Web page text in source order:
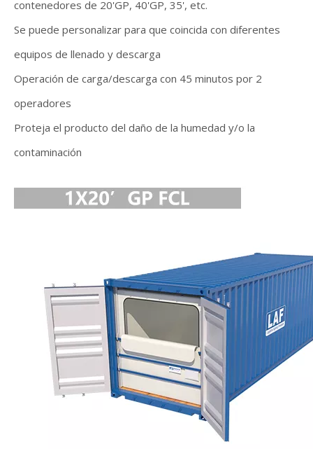
contenedores de 20'GP, 40'GP, 35', etc.
Se puede personalizar para que coincida con diferentes
equipos de llenado y descarga
Operación de carga/descarga con 45 minutos por 2
operadores
Proteja el producto del daño de la humedad y/o la
contaminación